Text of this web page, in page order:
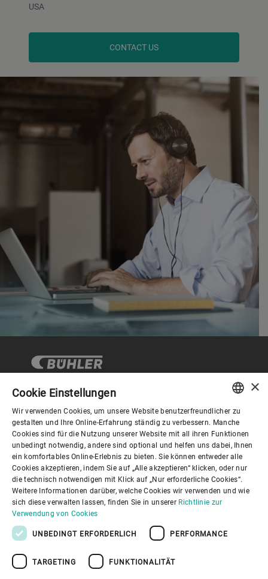
USA
CONTACT US
Corporate Governance
Über Bühler
Nützliche Links
ENGLISH
SPANISH
GERMAN
FRENCH
PORTUGUESE
×
Cookie Einstellungen
Wir verwenden Cookies, um unsere Website benutzerfreundlicher zu
gestalten und Ihre Online-Erfahrung ständig zu verbessern. Manche
Cookies sind für die Nutzung unserer Website mit all ihren Funktionen
unbedingt notwendig, andere sind optional und helfen uns dabei, Ihnen
ein komfortables Online-Erlebnis zu bieten. Sie können entweder alle
Cookies akzeptieren, indem Sie auf „Alle akzeptieren“ klicken, oder nur
die technisch notwendigen mit Klick auf „Nur erforderliche Cookies“.
Weitere Informationen darüber, welche Cookies wir verwenden und wie
sich diese verwalten lassen, finden Sie in unserer Richtlinie zur
Verwendung von Cookies
UNBEDINGT ERFORDERLICH PERFORMANCE
TARGETING FUNKTIONALITÄT